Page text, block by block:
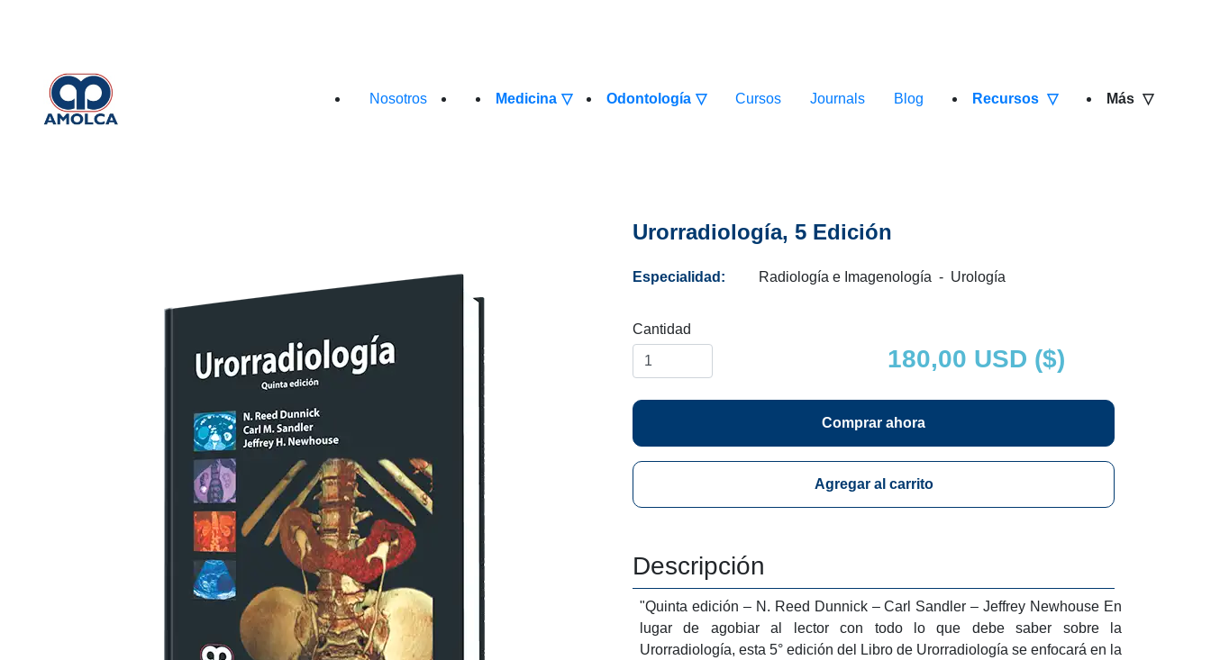
Nosotros Medicina Odontología Cursos Journals Blog Recursos Más
Urorradiología, 5 Edición
Especialidad: Radiología e Imagenología - Urología
Cantidad
180,00 USD ($)
Comprar ahora
Agregar al carrito
Descripción
"Quinta edición – N. Reed Dunnick – Carl Sandler – Jeffrey Newhouse En lugar
de agobiar al lector con todo lo que debe saber sobre la Urorradiología, esta
5° edición del Libro de Urorradiología se enfocará en la materia que